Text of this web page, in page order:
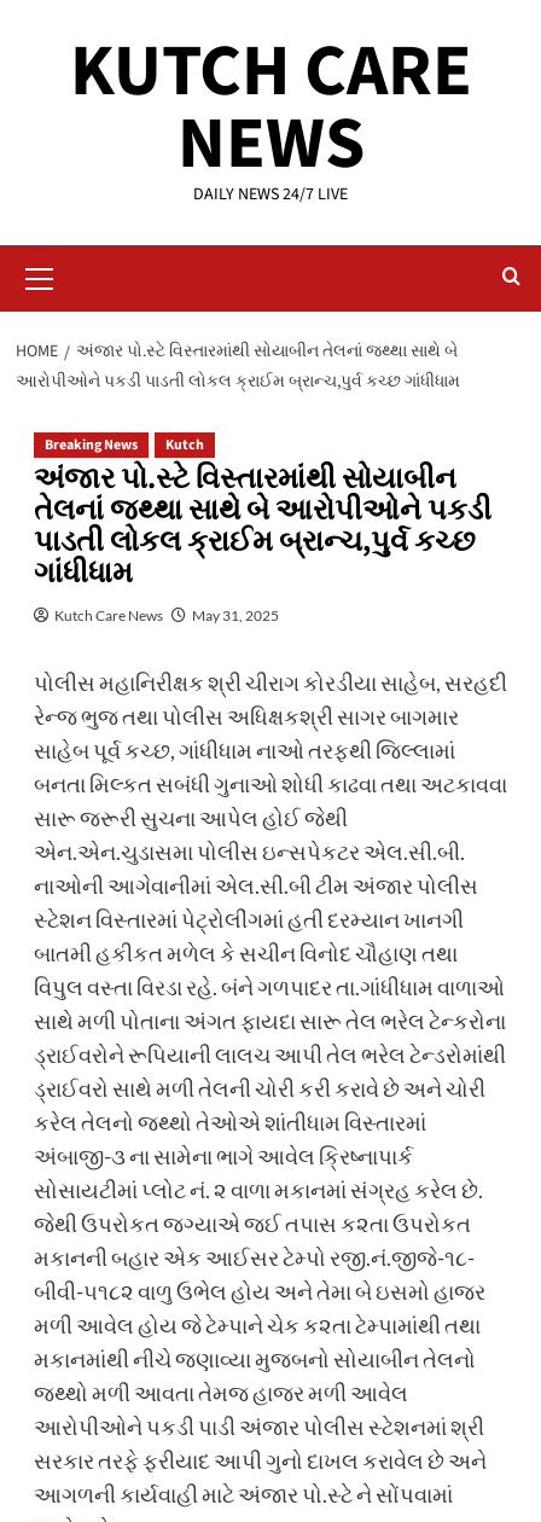
KUTCH CARE
NEWS
DAILY NEWS 24/7 LIVE
Menu
HOME
અંજાર પો.સ્ટે વિસ્તારમાંથી સોયાબીન તેલનાં જથ્થા સાથે બે
આરોપીઓને પકડી પાડતી લોકલ ક્રાઈમ બ્રાન્ચ,પુર્વ કચ્છ ગાંધીધામ
Breaking News Kutch
અંજાર પો.સ્ટે વિસ્તારમાંથી સોયાબીન
તેલનાં જથ્થા સાથે બે આરોપીઓને પકડી
પાડતી લોકલ ક્રાઈમ બ્રાન્ચ,પુર્વ કચ્છ
ગાંધીધામ
Kutch Care News May 31, 2025
પોલીસ મહાનિરીક્ષક શ્રી ચીરાગ કોરડીયા સાહેબ, સરહદી
રેન્જ ભુજ તથા પોલીસ અધિક્ષકશ્રી સાગર બાગમાર
સાહેબ પૂર્વ કચ્છ, ગાંધીધામ નાઓ તરફથી જિલ્લામાં
બનતા મિલ્કત સબંધી ગુનાઓ શોધી કાઢવા તથા અટકાવવા
સારૂ જરૂરી સુચના આપેલ હોઈ જેથી
એન.એન.ચુડાસમા પોલીસ ઇન્સપેકટર એલ.સી.બી.
નાઓની આગેવાનીમાં એલ.સી.બી ટીમ અંજાર પોલીસ
સ્ટેશન વિસ્તારમાં પેટ્રોલીંગમાં હતી દરમ્યાન ખાનગી
બાતમી હકીકત મળેલ કે સચીન વિનોદ ચૌહાણ તથા
વિપુલ વસ્તા વિરડા રહે. બંને ગળપાદર તા.ગાંધીધામ વાળાઓ
સાથે મળી પોતાના અંગત ફાયદા સારૂ તેલ ભરેલ ટેન્કરોના
ડ્રાઈવરોને રૂપિયાની લાલચ આપી તેલ ભરેલ ટેન્ડરોમાંથી
ડ્રાઈવરો સાથે મળી તેલની ચોરી કરી કરાવે છે અને ચોરી
કરેલ તેલનો જથ્થો તેઓએ શાંતીધામ વિસ્તારમાં
અંબાજી-૩ ના સામેના ભાગે આવેલ ક્રિષ્નાપાર્ક
સોસાયટીમાં પ્લોટ નં. ૨ વાળા મકાનમાં સંગ્રહ કરેલ છે.
જેથી ઉપરોકત જગ્યાએ જઈ તપાસ ક૨તા ઉપરોકત
મકાનની બહાર એક આઈસર ટેમ્પો રજી.નં.જીજે-૧૮-
બીવી-૫૧૮૨ વાળુ ઉભેલ હોય અને તેમા બે ઇસમો હાજર
મળી આવેલ હોય જે ટેમ્પાને ચેક ક૨તા ટેમ્પામાંથી તથા
મકાનમાંથી નીચે જણાવ્યા મુજબનો સોયાબીન તેલનો
જથ્થો મળી આવતા તેમજ હાજર મળી આવેલ
આરોપીઓને પકડી પાડી અંજાર પોલીસ સ્ટેશનમાં શ્રી
સરકાર તરફે ફરીયાદ આપી ગુનો દાખલ કરાવેલ છે અને
આગળની કાર્યવાહી માટે અંજાર પો.સ્ટે ને સોંપવામાં